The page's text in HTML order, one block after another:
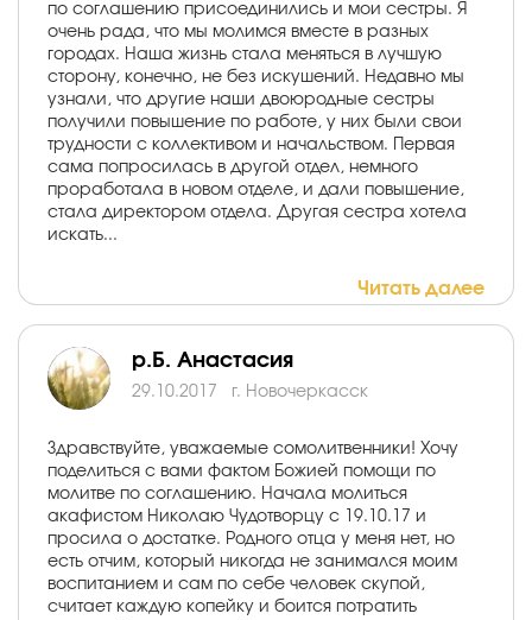
по соглашению присоединились и мои сестры. Я
очень рада, что мы молимся вместе в разных
городах. Наша жизнь стала меняться в лучшую
сторону, конечно, не без искушений. Недавно мы
узнали, что другие наши двоюродные сестры
получили повышение по работе, у них были свои
трудности с коллективом и начальством. Первая
сама попросилась в другой отдел, немного
проработала в новом отделе, и дали повышение,
стала директором отдела. Другая сестра хотела
искать...
Читать далее
р.Б. Анастасия
29.10.2017 г. Новочеркасск
Здравствуйте, уважаемые сомолитвенники! Хочу
поделиться с вами фактом Божией помощи по
молитве по соглашению. Начала молиться
акафистом Николаю Чудотворцу с 19.10.17 и
просила о достатке. Родного отца у меня нет, но
есть отчим, который никогда не занимался моим
воспитанием и сам по себе человек скупой,
считает каждую копейку и боится потратить